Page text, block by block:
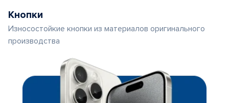
Кнопки
Износостойкие кнопки из материалов оригинального
производства